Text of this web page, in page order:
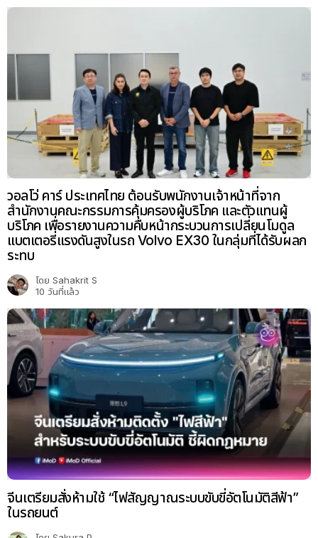
วอลโว่ คาร์ ประเทศไทย ต้อนรับพนักงานเจ้าหน้าที่จาก
สำนักงานคณะกรรมการคุ้มครองผู้บริโภค และตัวแทนผู้
บริโภค เพื่อรายงานความคืบหน้ากระบวนการเปลี่ยนโมดูล
แบตเตอรี่แรงดันสูงในรถ Volvo EX30 ในกลุ่มที่ได้รับผลก
ระทบ
โดย Sahakrit S
10 วันที่แล้ว
จีนเตรียมสั่งห้ามใช้ “ไฟสัญญาณระบบขับขี่อัตโนมัติสีฟ้า”
ในรถยนต์